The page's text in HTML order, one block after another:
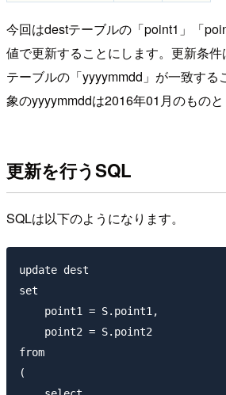
今回はdestテーブルの「point1」「
値で更新することにします。更新条件
テーブルの「yyyymmdd」が一致する
象のyyyymmddは2016年01月のものと
更新を行うSQL
SQLは以下のようになります。
update dest
set
    point1 = S.point1,
    point2 = S.point2
from
(